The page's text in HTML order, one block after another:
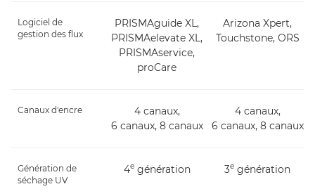
Logiciel de
gestion des flux
PRISMAguide XL,
PRISMAelevate XL,
PRISMAservice,
proCare
Arizona Xpert,
Touchstone, ORS
Canaux d'encre
4 canaux,
6 canaux, 8 canaux
4 canaux,
6 canaux, 8 canaux
Génération de
séchage UV
4egénération 3e génération